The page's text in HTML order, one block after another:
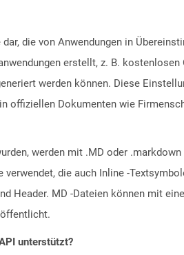
die von Anwendungen in
erstellt, z. B.
werden können. Diese
offiziellen Dokumenten wie
werden mit .MD oder
die auch Inline -
Header. MD -Dateien können mit
unterstützt?